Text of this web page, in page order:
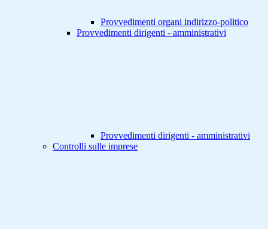
Provvedimenti organi indirizzo-politico
Provvedimenti dirigenti - amministrativi
Provvedimenti dirigenti - amministrativi
Controlli sulle imprese